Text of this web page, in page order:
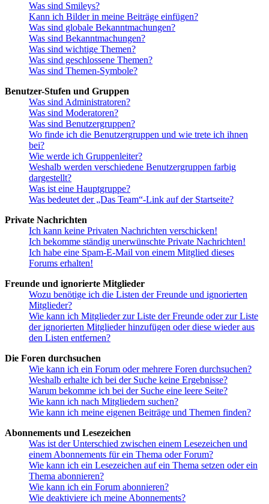
Was sind Smileys?
Kann ich Bilder in meine Beiträge einfügen?
Was sind globale Bekanntmachungen?
Was sind Bekanntmachungen?
Was sind wichtige Themen?
Was sind geschlossene Themen?
Was sind Themen-Symbole?
Benutzer-Stufen und Gruppen
Was sind Administratoren?
Was sind Moderatoren?
Was sind Benutzergruppen?
Wo finde ich die Benutzergruppen und wie trete ich ihnen
bei?
Wie werde ich Gruppenleiter?
Weshalb werden verschiedene Benutzergruppen farbig
dargestellt?
Was ist eine Hauptgruppe?
Was bedeutet der „Das Team“-Link auf der Startseite?
Private Nachrichten
Ich kann keine Privaten Nachrichten verschicken!
Ich bekomme ständig unerwünschte Private Nachrichten!
Ich habe eine Spam-E-Mail von einem Mitglied dieses
Forums erhalten!
Freunde und ignorierte Mitglieder
Wozu benötige ich die Listen der Freunde und ignorierten
Mitglieder?
Wie kann ich Mitglieder zur Liste der Freunde oder zur Liste
der ignorierten Mitglieder hinzufügen oder diese wieder aus
den Listen entfernen?
Die Foren durchsuchen
Wie kann ich ein Forum oder mehrere Foren durchsuchen?
Weshalb erhalte ich bei der Suche keine Ergebnisse?
Warum bekomme ich bei der Suche eine leere Seite?
Wie kann ich nach Mitgliedern suchen?
Wie kann ich meine eigenen Beiträge und Themen finden?
Abonnements und Lesezeichen
Was ist der Unterschied zwischen einem Lesezeichen und
einem Abonnements für ein Thema oder Forum?
Wie kann ich ein Lesezeichen auf ein Thema setzen oder ein
Thema abonnieren?
Wie kann ich ein Forum abonnieren?
Wie deaktiviere ich meine Abonnements?